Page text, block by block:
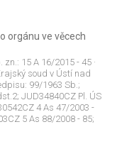
orgánu ve věcech
zn.: 15 A 16/2015 - 45 ·
soud v Ústí nad
99/1963 Sb.;
JUD34840CZ Pl. ÚS
4 As 47/2003 -
5 As 88/2008 - 85;